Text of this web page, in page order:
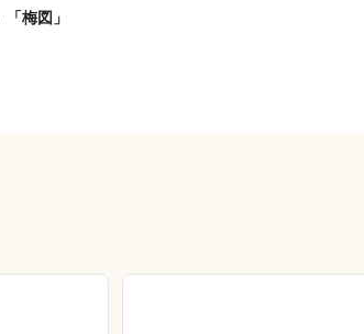
「梅図」